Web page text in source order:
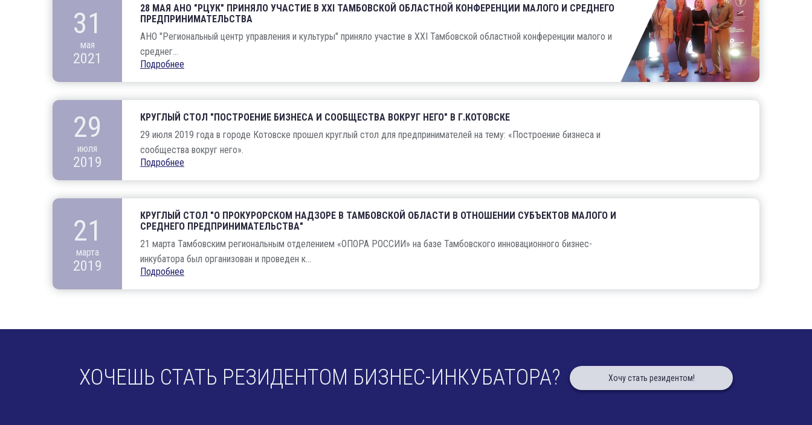
31
мая
2021
28 МАЯ АНО "РЦУК" ПРИНЯЛО УЧАСТИЕ В ХХI ТАМБОВСКОЙ ОБЛАСТНОЙ КОНФЕРЕНЦИИ МАЛОГО И СРЕДНЕГО
ПРЕДПРИНИМАТЕЛЬСТВА
АНО "Региональный центр управления и культуры" приняло участие в ХХI Тамбовской областной конференции малого и
среднег...
Подробнее
29
июля
2019
КРУГЛЫЙ СТОЛ "ПОСТРОЕНИЕ БИЗНЕСА И СООБЩЕСТВА ВОКРУГ НЕГО" В Г.КОТОВСКЕ
29 июля 2019 года в городе Котовске прошел круглый стол для предпринимателей на тему: «Построение бизнеса и
сообщества вокруг него».
Подробнее
21
марта
2019
КРУГЛЫЙ СТОЛ "О ПРОКУРОРСКОМ НАДЗОРЕ В ТАМБОВСКОЙ ОБЛАСТИ В ОТНОШЕНИИ СУБЪЕКТОВ МАЛОГО И
СРЕДНЕГО ПРЕДПРИНИМАТЕЛЬСТВА"
21 марта Тамбовским региональным отделением «ОПОРА РОССИИ» на базе Тамбовского инновационного бизнес-
инкубатора был организован и проведен к...
Подробнее
ХОЧЕШЬ СТАТЬ РЕЗИДЕНТОМ БИЗНЕС-ИНКУБАТОРА? Хочу стать резидентом!